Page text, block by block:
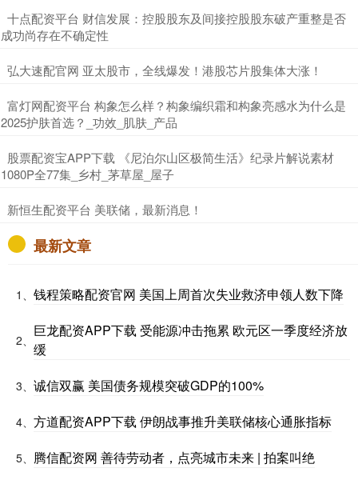
​十点配资平台 财信发展：控股股东及间接控股股东破产重整是否
成功尚存在不确定性
​弘大速配官网 亚太股市，全线爆发！港股芯片股集体大涨！
​富灯网配资平台 构象怎么样？构象编织霜和构象亮感水为什么是
2025护肤首选？_功效_肌肤_产品
​股票配资宝APP下载 《尼泊尔山区极简生活》纪录片解说素材
1080P全77集_乡村_茅草屋_屋子
​新恒生配资平台 美联储，最新消息！
最新文章
1、 钱程策略配资官网 美国上周首次失业救济申领人数下降
2、
巨龙配资APP下载 受能源冲击拖累 欧元区一季度经济放
缓
3、 诚信双赢 美国债务规模突破GDP的100%
4、 方道配资APP下载 伊朗战事推升美联储核心通胀指标
5、 腾信配资网 善待劳动者，点亮城市未来 | 拍案叫绝